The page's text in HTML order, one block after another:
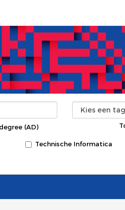
(AD)
Technische Informatica